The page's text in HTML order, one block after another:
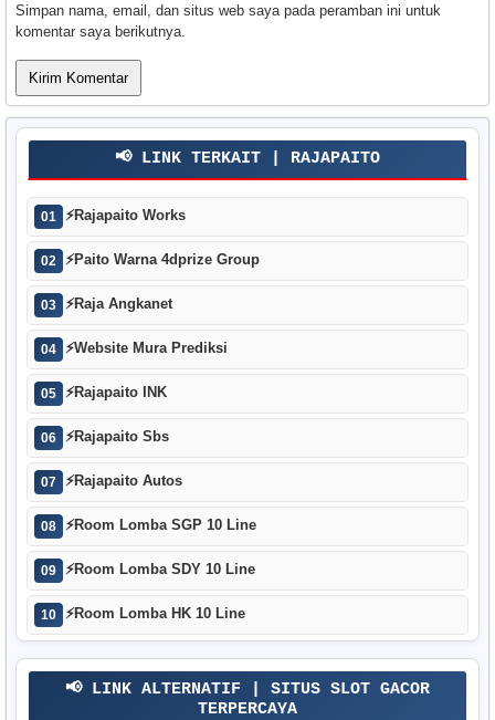
Simpan nama, email, dan situs web saya pada peramban ini untuk
komentar saya berikutnya.
📢 LINK TERKAIT | RAJAPAITO
01 ⚡Rajapaito Works
02 ⚡Paito Warna 4dprize Group
03 ⚡Raja Angkanet
04 ⚡Website Mura Prediksi
05 ⚡Rajapaito INK
06 ⚡Rajapaito Sbs
07 ⚡Rajapaito Autos
08 ⚡Room Lomba SGP 10 Line
09 ⚡Room Lomba SDY 10 Line
10 ⚡Room Lomba HK 10 Line
📢 LINK ALTERNATIF | SITUS SLOT GACOR
TERPERCAYA